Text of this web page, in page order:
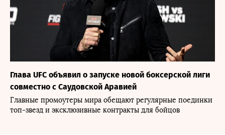
Глава UFC объявил о запуске новой боксерской лиги
совместно с Саудовской Аравией
Главные промоутеры мира обещают регулярные поединки
топ-звезд и эксклюзивные контракты для бойцов